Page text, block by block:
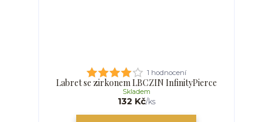
1 hodnocení
Labret se zirkonem LBCZIN InfinityPierce
132 Kč/ks
Skladem